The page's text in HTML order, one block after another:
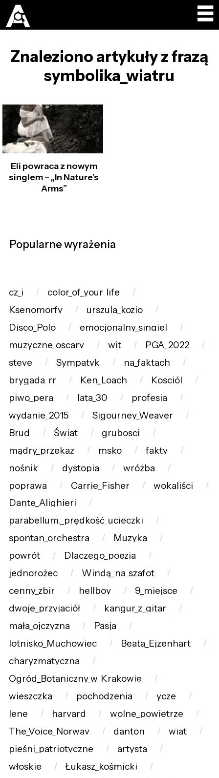
Znaleziono artykuły z frazą
symbolika_wiatru
Eli powraca z nowym
singlem – „In Nature’s
Arms”
Popularne wyrażenia
cz_i
color_of_your_life
Ksenomorfy
urszula_kozio
Disco_Polo
emocjonalny_singiel
muzyczne_oscary
wit
PGA_2022
steve
Sympatyk
na_faktach
brygada_rr
Ken_Loach
Kosciól
piwo_pera
lata_30
profesja
wydanie_2015
Sigourney_Weaver
Brud
Świat
grubosci
mądry_przekaz
msko
fakty
nośnik
dystopia
wróżba
poprawa
Carrie_Fisher
wokaliści
Dante_Alighieri
parabellum._prędkość_ucieczki
spontan_orchestra
Muzyka
powrót
Dlaczego_poezja
jednorożec
Windą_na_szafot
cenny_zbir
hellboy
9_miejsce
dwoje_przyjaciół
kangur_z_gitar
mała_ojczyzna
Pasja
lotnisko_Muchowiec
Beata_Ejzenhart
charyzmatyczna
Ogród_Botaniczny_w_Krakowie
wieszczka
pochodzenia
ycze
lene
harvard
wolne_powietrze
The_Voice_Norway
danton
wiat
pieśni_patriotyczne
artysta
włoskie
Łukasz_kośmicki